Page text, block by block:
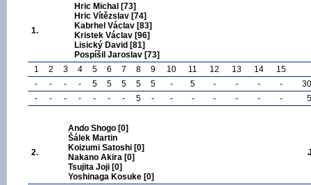
1.
Hric Michal [73]
Hric Vítězslav [74]
Kabrhel Václav [83]
Kristek Václav [96]
Lisický David [81]
Pospíšil Jaroslav [73]
1
2 3 4 5 6 7 8 9 10 11 12 13 14
15
-
- - - 5 5 5 5 5 - 5 - - - -
30
-
- - - - - - 5 - - - - - - - 5
2.
Ando Shogo [0]
Šálek Martin
Koizumi Satoshi [0]
Nakano Akira [0]
Tsujita Joji [0]
Yoshinaga Kosuke [0]